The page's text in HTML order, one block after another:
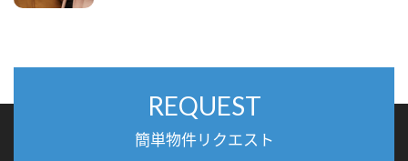
REQUEST
簡単物件リクエスト